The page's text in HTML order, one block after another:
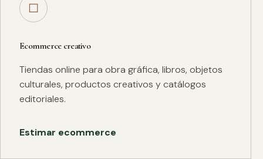
□
Ecommerce creativo
Tiendas online para obra gráfica, libros, objetos
culturales, productos creativos y catálogos
editoriales.
Estimar ecommerce